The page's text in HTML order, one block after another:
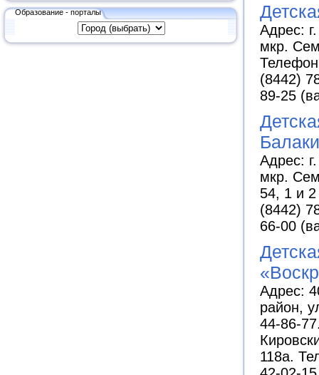
Образование - порталы
Адрес:
мкр.
(8442)
89-25
Адрес:
мкр.
54, 1 и
(8442)
66-00
Адрес:
район,
44-86-
118а.